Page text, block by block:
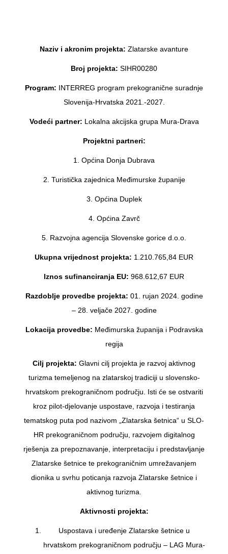
Naziv i akronim projekta: Zlatarske avanture
Broj projekta: SIHR00280
Program: INTERREG program prekogranične suradnje
Slovenija-Hrvatska 2021.-2027.
Vodeći partner: Lokalna akcijska grupa Mura-Drava
Projektni partneri:
1. Općina Donja Dubrava
2. Turistička zajednica Međimurske županije
3. Općina Duplek
4. Općina Zavrč
5. Razvojna agencija Slovenske gorice d.o.o.
Ukupna vrijednost projekta: 1.210.765,84 EUR
Iznos sufinanciranja EU: 968.612,67 EUR
Razdoblje provedbe projekta: 01. rujan 2024. godine
– 28. veljače 2027. godine
Lokacija provedbe: Međimurska županija i Podravska
regija
Cilj projekta: Glavni cilj projekta je razvoj aktivnog
turizma temeljenog na zlatarskoj tradiciji u slovensko-
hrvatskom prekograničnom području. Isti će se ostvariti
kroz pilot-djelovanje uspostave, razvoja i testiranja
tematskog puta pod nazivom „Zlatarska šetnica“ u SLO-
HR prekograničnom području, razvojem digitalnog
rješenja za prepoznavanje, interpretaciju i predstavljanje
Zlatarske šetnice te prekograničnim umrežavanjem
dionika u svrhu poticanja razvoja Zlatarske šetnice i
aktivnog turizma.
Aktivnosti projekta:
Uspostava i uređenje Zlatarske šetnice u
hrvatskom prekograničnom području – LAG Mura-